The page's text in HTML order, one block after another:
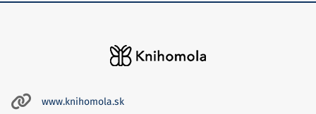
www.knihomola.sk